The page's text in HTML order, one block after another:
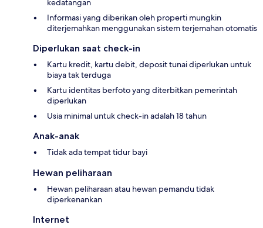
kedatangan
Informasi yang diberikan oleh properti mungkin
diterjemahkan menggunakan sistem terjemahan otomatis
Diperlukan saat check-in
Kartu kredit, kartu debit, deposit tunai diperlukan untuk
biaya tak terduga
Kartu identitas berfoto yang diterbitkan pemerintah
diperlukan
Usia minimal untuk check-in adalah 18 tahun
Anak-anak
Tidak ada tempat tidur bayi
Hewan peliharaan
Hewan peliharaan atau hewan pemandu tidak
diperkenankan
Internet